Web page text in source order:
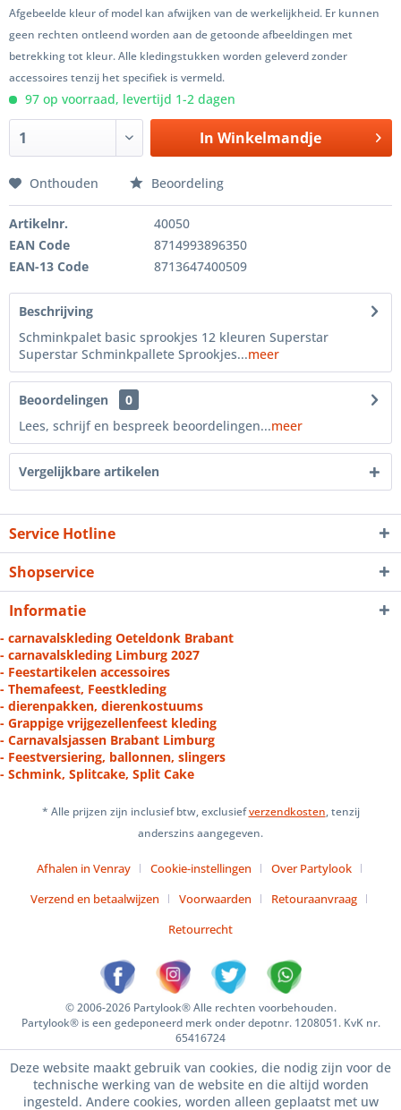
Afgebeelde kleur of model kan afwijken van de werkelijkheid. Er kunnen
geen rechten ontleend worden aan de getoonde afbeeldingen met
betrekking tot kleur. Alle kledingstukken worden geleverd zonder
accessoires tenzij het specifiek is vermeld.
97 op voorraad, levertijd 1-2 dagen
In Winkelmandje
Onthouden Beoordeling
Artikelnr.
40050
EAN Code
8714993896350
EAN-13 Code
8713647400509
Beschrijving
Schminkpalet basic sprookjes 12 kleuren Superstar
Superstar Schminkpallete Sprookjes...meer
Beoordelingen
0
Lees, schrijf en bespreek beoordelingen...meer
Vergelijkbare artikelen
Service Hotline
Shopservice
Informatie
- carnavalskleding Oeteldonk Brabant
- carnavalskleding Limburg 2027
- Feestartikelen accessoires
- Themafeest, Feestkleding
- dierenpakken, dierenkostuums
- Grappige vrijgezellenfeest kleding
- Carnavalsjassen Brabant Limburg
- Feestversiering, ballonnen, slingers
- Schmink, Splitcake, Split Cake
* Alle prijzen zijn inclusief btw, exclusiefverzendkosten, tenzij
anderszins aangegeven.
Afhalen in Venray Cookie-instellingen
Over Partylook
Verzend en betaalwijzen
Voorwaarden
Retouraanvraag
Retourrecht
© 2006-2026 Partylook® Alle rechten voorbehouden.
Partylook® is een gedeponeerd merk onder depotnr. 1208051. KvK nr.
65416724
Deze website maakt gebruik van cookies, die nodig zijn voor de
technische werking van de website en die altijd worden
ingesteld. Andere cookies, worden alleen geplaatst met uw